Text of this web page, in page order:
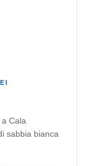
Cala
sabbia bianca